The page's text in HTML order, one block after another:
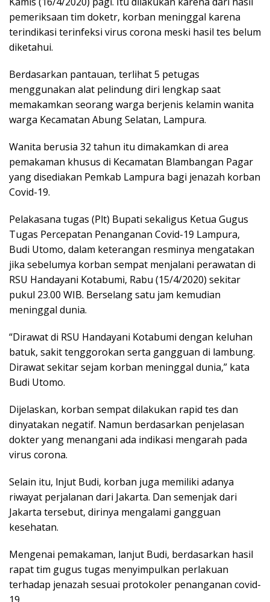
pemeriksaan tim doketr, korban meninggal karena
terindikasi terinfeksi virus corona meski hasil tes belum
diketahui.
Berdasarkan pantauan, terlihat 5 petugas
menggunakan alat pelindung diri lengkap saat
memakamkan seorang warga berjenis kelamin wanita
warga Kecamatan Abung Selatan, Lampura.
Wanita berusia 32 tahun itu dimakamkan di area
pemakaman khusus di Kecamatan Blambangan Pagar
yang disediakan Pemkab Lampura bagi jenazah korban
Covid-19.
Pelakasana tugas (Plt) Bupati sekaligus Ketua Gugus
Tugas Percepatan Penanganan Covid-19 Lampura,
Budi Utomo, dalam keterangan resminya mengatakan
jika sebelumya korban sempat menjalani perawatan di
RSU Handayani Kotabumi, Rabu (15/4/2020) sekitar
pukul 23.00 WIB. Berselang satu jam kemudian
meninggal dunia.
“Dirawat di RSU Handayani Kotabumi dengan keluhan
batuk, sakit tenggorokan serta gangguan di lambung.
Dirawat sekitar sejam korban meninggal dunia,” kata
Budi Utomo.
Dijelaskan, korban sempat dilakukan rapid tes dan
dinyatakan negatif. Namun berdasarkan penjelasan
dokter yang menangani ada indikasi mengarah pada
virus corona.
Selain itu, lnjut Budi, korban juga memiliki adanya
riwayat perjalanan dari Jakarta. Dan semenjak dari
Jakarta tersebut, dirinya mengalami gangguan
kesehatan.
Mengenai pemakaman, lanjut Budi, berdasarkan hasil
rapat tim gugus tugas menyimpulkan perlakuan
terhadap jenazah sesuai protokoler penanganan covid-
19.